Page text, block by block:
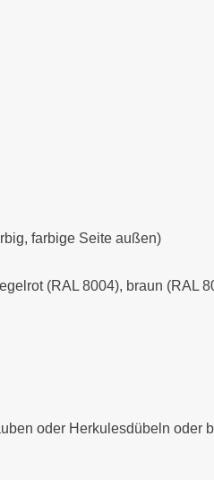
farbige Seite außen)
(RAL 8004), braun (RAL
oder Herkulesdübeln oder